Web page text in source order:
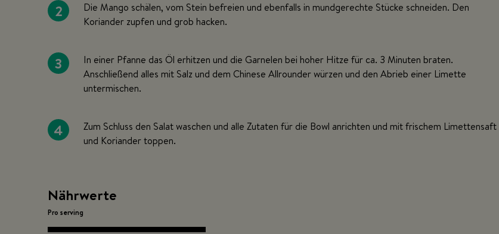
2
Die Mango schälen, vom Stein befreien und ebenfalls in mundgerechte Stücke schneiden. Den
Koriander zupfen und grob hacken.
3
In einer Pfanne das Öl erhitzen und die Garnelen bei hoher Hitze für ca. 3 Minuten braten.
Anschließend alles mit Salz und dem Chinese Allrounder würzen und den Abrieb einer Limette
untermischen.
4
Zum Schluss den Salat waschen und alle Zutaten für die Bowl anrichten und mit frischem Limettensaft
und Koriander toppen.
Nährwerte
Pro serving